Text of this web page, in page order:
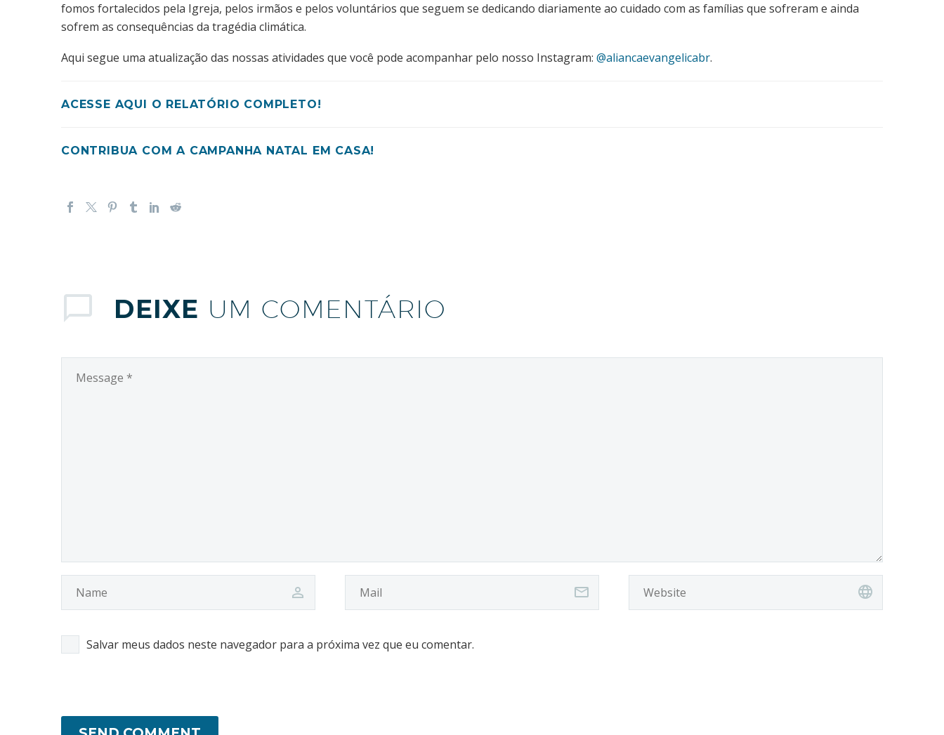
fomos fortalecidos pela Igreja, pelos irmãos e pelos voluntários que seguem se dedicando diariamente ao cuidado com as famílias que sofreram e ainda
sofrem as consequências da tragédia climática.
Aqui segue uma atualização das nossas atividades que você pode acompanhar pelo nosso Instagram: @aliancaevangelicabr.
ACESSE AQUI O RELATÓRIO COMPLETO!
CONTRIBUA COM A CAMPANHA NATAL EM CASA!
DEIXE UM COMENTÁRIO
Salvar meus dados neste navegador para a próxima vez que eu comentar.